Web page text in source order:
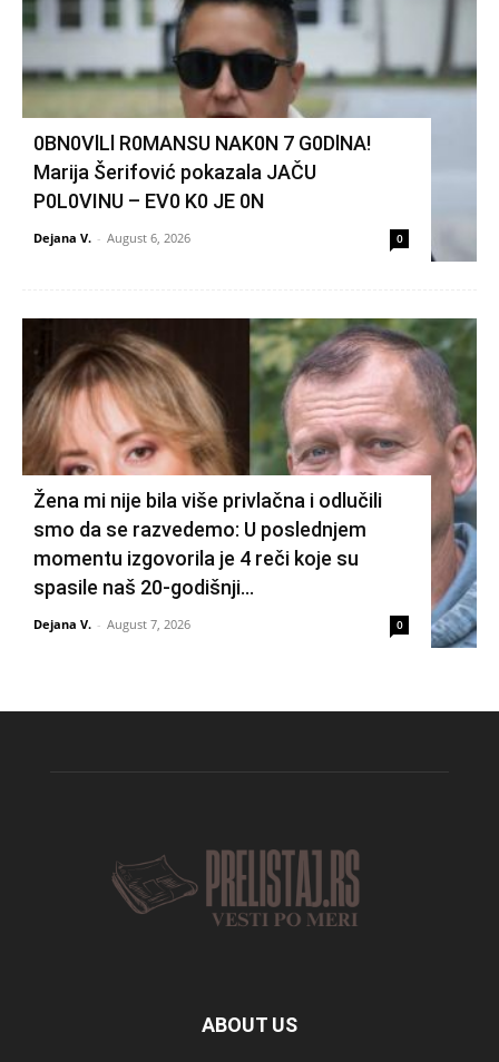
0BN0VlLl R0MANSU NAK0N 7 G0DlNA!
Marija Šerifović pokazala JAČU
P0L0VINU – EV0 K0 JE 0N
Dejana V. - August 6, 2026 0
Žena mi nije bila više privlačna i odlučili
smo da se razvedemo: U poslednjem
momentu izgovorila je 4 reči koje su
spasile naš 20-godišnji...
Dejana V. - August 7, 2026 0
ABOUT US